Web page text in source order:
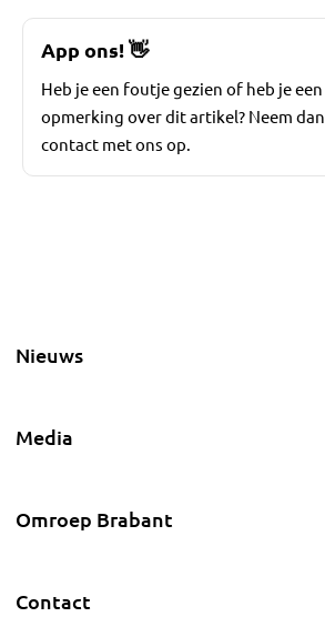
App ons! 👋
Heb je een foutje gezien of heb je een
opmerking over dit artikel? Neem dan
contact met ons op.
Nieuws
Media
Omroep Brabant
Contact